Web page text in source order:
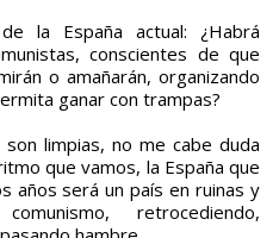
la España actual: ¿Habrá
conscientes de que
o amañarán, organizando
ganar con trampas?
limpias, no me cabe duda
que vamos, la España que
años será un país en ruinas y
retrocediendo,